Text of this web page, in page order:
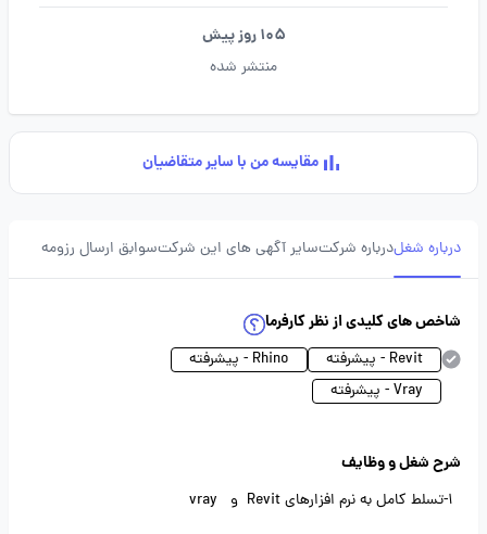
105 روز پیش
منتشر شده
مقایسه من با سایر متقاضیان
درباره شغلدرباره شرکتسایر آگهی های این شرکتسوابق ارسال رزومه
شاخص های کلیدی از نظر کارفرما
Revit - پیشرفته
Rhino - پیشرفته
Vray - پیشرفته
شرح شغل و وظایف
1-تسلط کامل به نرم افزارهای Revit و vray